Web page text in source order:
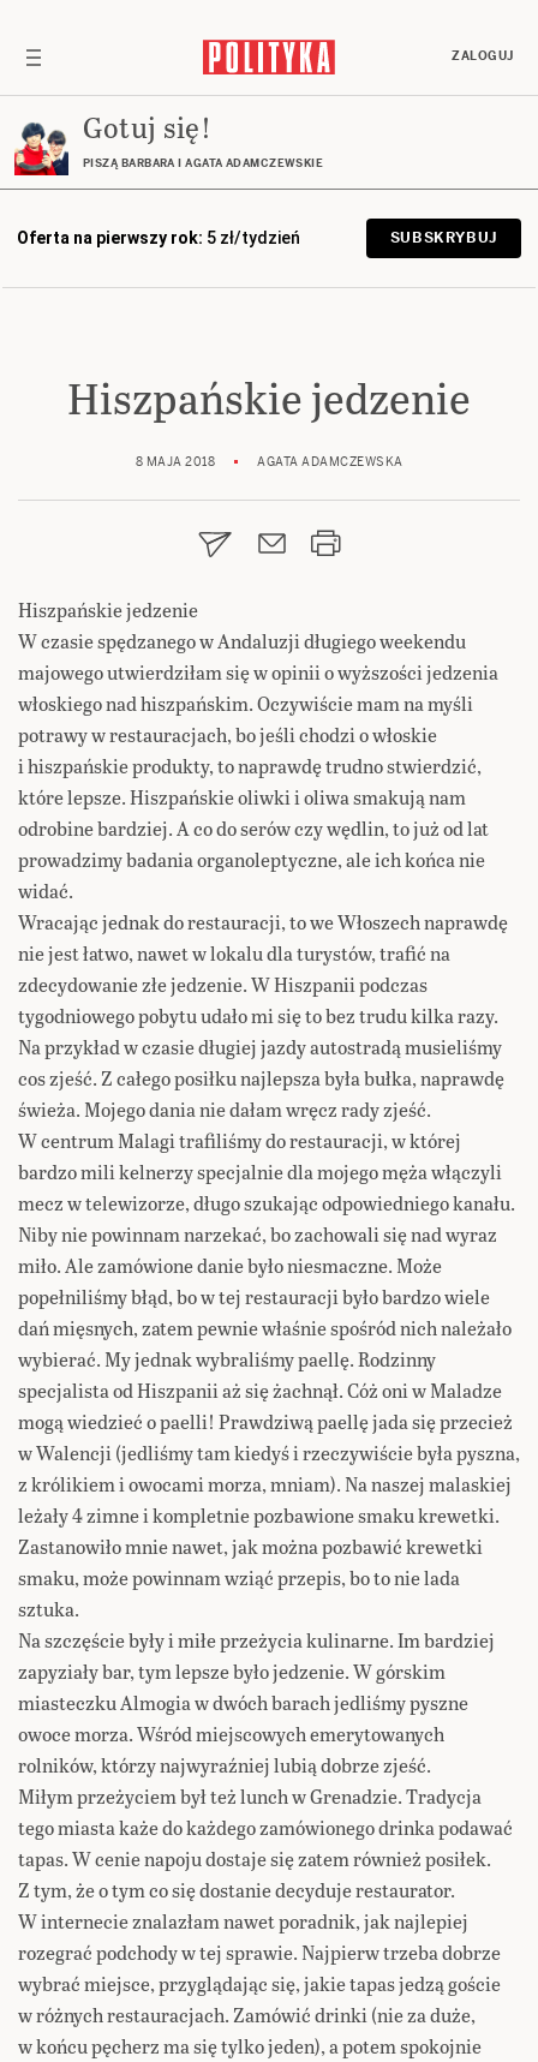
ZALOGUJ
Gotuj się!
PISZĄ BARBARA I AGATA ADAMCZEWSKIE
Oferta na pierwszy rok: 5 zł/tydzień SUBSKRYBUJ
Hiszpańskie jedzenie
8 MAJA 2018 AGATA ADAMCZEWSKA
Hiszpańskie jedzenie
W czasie spędzanego w Andaluzji długiego weekendu
majowego utwierdziłam się w opinii o wyższości jedzenia
włoskiego nad hiszpańskim. Oczywiście mam na myśli
potrawy w restauracjach, bo jeśli chodzi o włoskie
i hiszpańskie produkty, to naprawdę trudno stwierdzić,
które lepsze. Hiszpańskie oliwki i oliwa smakują nam
odrobine bardziej. A co do serów czy wędlin, to już od lat
prowadzimy badania organoleptyczne, ale ich końca nie
widać.
Wracając jednak do restauracji, to we Włoszech naprawdę
nie jest łatwo, nawet w lokalu dla turystów, trafić na
zdecydowanie złe jedzenie. W Hiszpanii podczas
tygodniowego pobytu udało mi się to bez trudu kilka razy.
Na przykład w czasie długiej jazdy autostradą musieliśmy
cos zjeść. Z całego posiłku najlepsza była bułka, naprawdę
świeża. Mojego dania nie dałam wręcz rady zjeść.
W centrum Malagi trafiliśmy do restauracji, w której
bardzo mili kelnerzy specjalnie dla mojego męża włączyli
mecz w telewizorze, długo szukając odpowiedniego kanału.
Niby nie powinnam narzekać, bo zachowali się nad wyraz
miło. Ale zamówione danie było niesmaczne. Może
popełniliśmy błąd, bo w tej restauracji było bardzo wiele
dań mięsnych, zatem pewnie właśnie spośród nich należało
wybierać. My jednak wybraliśmy paellę. Rodzinny
specjalista od Hiszpanii aż się żachnął. Cóż oni w Maladze
mogą wiedzieć o paelli! Prawdziwą paellę jada się przecież
w Walencji (jedliśmy tam kiedyś i rzeczywiście była pyszna,
z królikiem i owocami morza, mniam). Na naszej malaskiej
leżały 4 zimne i kompletnie pozbawione smaku krewetki.
Zastanowiło mnie nawet, jak można pozbawić krewetki
smaku, może powinnam wziąć przepis, bo to nie lada
sztuka.
Na szczęście były i miłe przeżycia kulinarne. Im bardziej
zapyziały bar, tym lepsze było jedzenie. W górskim
miasteczku Almogia w dwóch barach jedliśmy pyszne
owoce morza. Wśród miejscowych emerytowanych
rolników, którzy najwyraźniej lubią dobrze zjeść.
Miłym przeżyciem był też lunch w Grenadzie. Tradycja
tego miasta każe do każdego zamówionego drinka podawać
tapas. W cenie napoju dostaje się zatem również posiłek.
Z tym, że o tym co się dostanie decyduje restaurator.
W internecie znalazłam nawet poradnik, jak najlepiej
rozegrać podchody w tej sprawie. Najpierw trzeba dobrze
wybrać miejsce, przyglądając się, jakie tapas jedzą goście
w różnych restauracjach. Zamówić drinki (nie za duże,
w końcu pęcherz ma się tylko jeden), a potem spokojnie